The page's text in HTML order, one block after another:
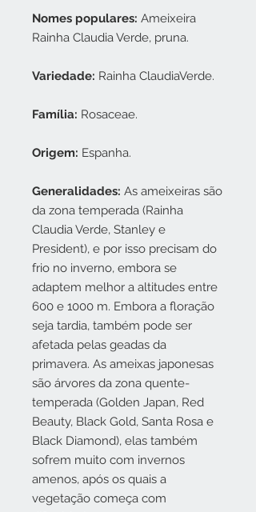
Nomes populares: Ameixeira
Rainha Claudia Verde, pruna.
Variedade: Rainha ClaudiaVerde.
Família: Rosaceae.
Origem: Espanha.
Generalidades: As ameixeiras são
da zona temperada (Rainha
Claudia Verde, Stanley e
President), e por isso precisam do
frio no inverno, embora se
adaptem melhor a altitudes entre
600 e 1000 m. Embora a floração
seja tardia, também pode ser
afetada pelas geadas da
primavera. As ameixas japonesas
são árvores da zona quente-
temperada (Golden Japan, Red
Beauty, Black Gold, Santa Rosa e
Black Diamond), elas também
sofrem muito com invernos
amenos, após os quais a
vegetação começa com